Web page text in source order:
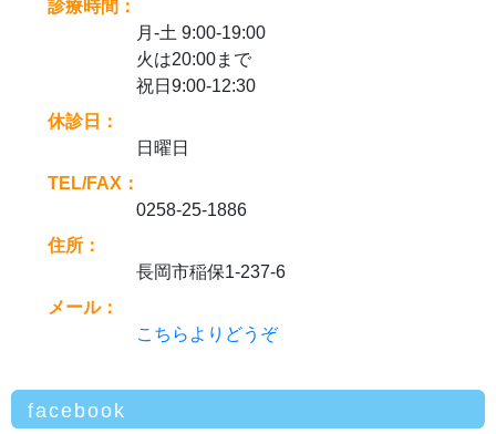
診療時間：
月-土 9:00-19:00
火は20:00まで
祝日9:00-12:30
休診日：
日曜日
TEL/FAX：
0258-25-1886
住所：
長岡市稲保1-237-6
メール：
こちらよりどうぞ
facebook